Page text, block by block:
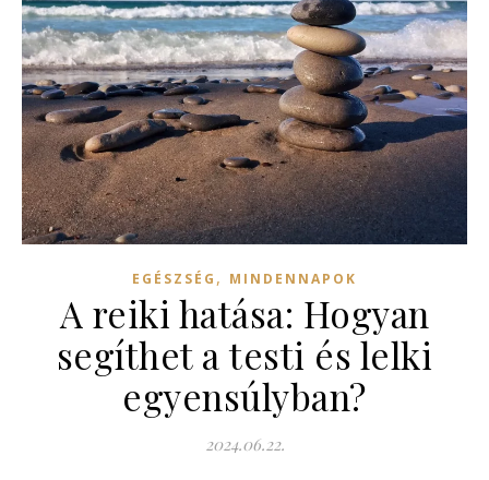
EGÉSZSÉG , MINDENNAPOK
A reiki hatása: Hogyan
segíthet a testi és lelki
egyensúlyban?
2024.06.22.